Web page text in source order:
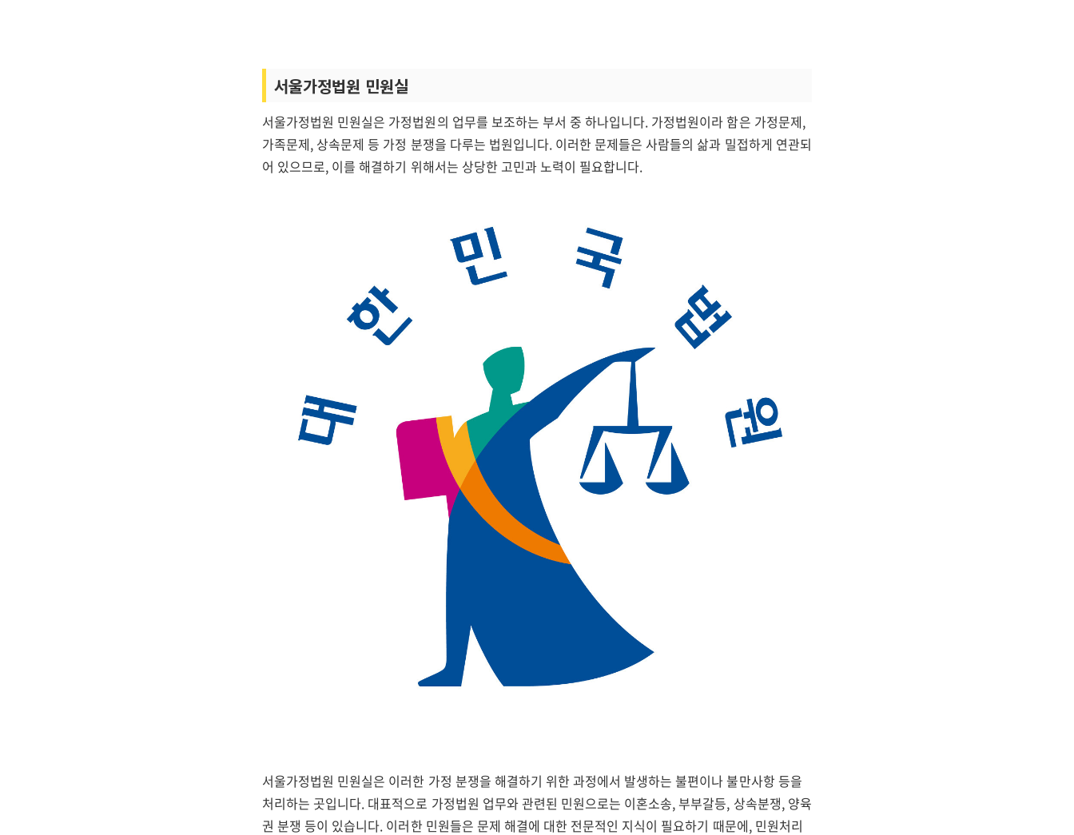
서울가정법원 민원실
서울가정법원 민원실은 가정법원의 업무를 보조하는 부서 중 하나입니다. 가정법원이라 함은 가정문제,
가족문제, 상속문제 등 가정 분쟁을 다루는 법원입니다. 이러한 문제들은 사람들의 삶과 밀접하게 연관되
어 있으므로, 이를 해결하기 위해서는 상당한 고민과 노력이 필요합니다.
서울가정법원 민원실은 이러한 가정 분쟁을 해결하기 위한 과정에서 발생하는 불편이나 불만사항 등을
처리하는 곳입니다. 대표적으로 가정법원 업무와 관련된 민원으로는 이혼소송, 부부갈등, 상속분쟁, 양육
권 분쟁 등이 있습니다. 이러한 민원들은 문제 해결에 대한 전문적인 지식이 필요하기 때문에, 민원처리